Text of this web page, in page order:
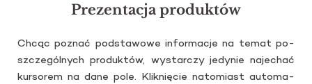
Prezentacja produktów
Chcąc po­znać pod­sta­wo­we in­for­ma­cje na temat po­
szcze­gól­nych pro­duk­tów, wy­star­czy je­dy­nie na­je­chać
kur­so­rem na dane pole. Klik­nię­cie na­to­miast au­to­ma­